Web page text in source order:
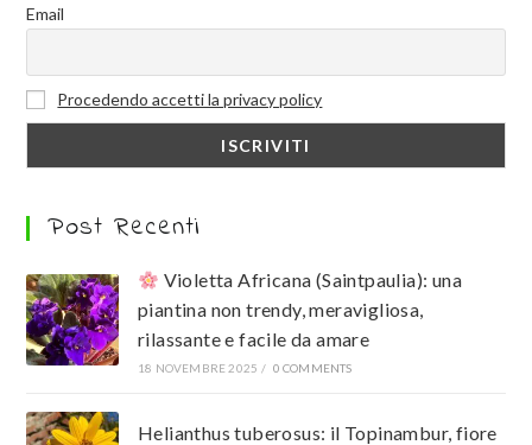
Email
Procedendo accetti la privacy policy
Post Recenti
Violetta Africana (Saintpaulia): una
piantina non trendy, meravigliosa,
rilassante e facile da amare
18 NOVEMBRE 2025 / 0 COMMENTS
Helianthus tuberosus: il Topinambur, fiore